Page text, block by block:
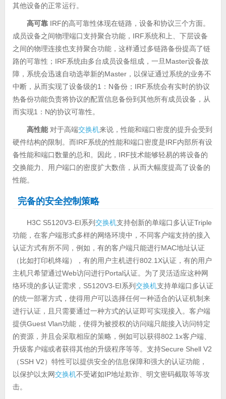
其他设备的正常运行。
高可靠IRF的高可靠性体现在链路，设备和协议三个方面。
成员设备之间物理端口支持聚合功能，IRF系统和上、下层设备
之间的物理连接也支持聚合功能，这样通过多链路备份提高了链
路的可靠性；IRF系统由多台成员设备组成，一旦Master设备故
障，系统会迅速自动选举新的Master，以保证通过系统的业务不
中断，从而实现了设备级的1：N备份；IRF系统会有实时的协议
热备份功能负责将协议的配置信息备份到其他所有成员设备，从
而实现1：N的协议可靠性。
高性能对于高端交换机来说，性能和端口密度的提升会受到
硬件结构的限制。而IRF系统的性能和端口密度是IRF内部所有设
备性能和端口数量的总和。因此，IRF技术能够轻易的将设备的
交换能力、用户端口的密度扩大数倍，从而大幅度提高了设备的
性能。
完备的安全控制策略
H3C S5120V3-EI系列交换机支持创新的单端口多认证Triple
功能，在客户端形式多样的网络环境中，不同客户端支持的接入
认证方式有所不同，例如，有的客户端只能进行MAC地址认证
（比如打印机终端），有的用户主机进行802.1X认证，有的用户
主机只希望通过Web访问进行Portal认证。为了灵活适应这种网
络环境的多认证需求，S5120V3-EI系列交换机支持单端口多认证
的统一部署方式，使得用户可以选择任何一种适合的认证机制来
进行认证，且只需要通过一种方式的认证即可实现接入。客户端
提供Guest Vlan功能，使得为被授权的访问端只能接入访问特定
的资源，并且会采取相应的策略，例如可以获得802.1x客户端、
升级客户端或者获得其他的升级程序等等。支持Secure Shell V2
（SSH V2）特性可以提供安全的信息保障和强大的认证功能，
以保护以太网交换机不受诸如IP地址欺诈、明文密码截取等等攻
击。